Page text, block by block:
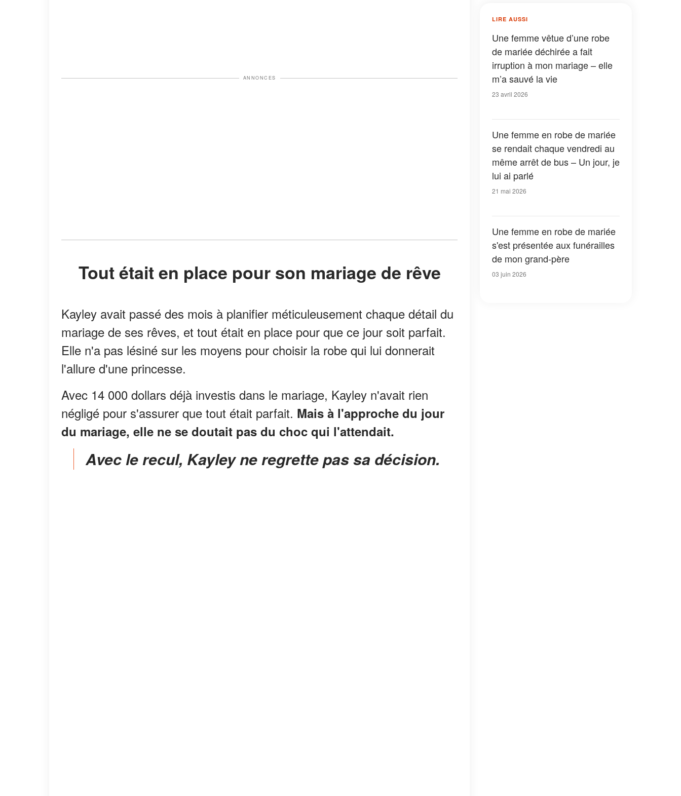
ANNONCES
Tout était en place pour son mariage de rêve
Kayley avait passé des mois à planifier méticuleusement chaque détail du
mariage de ses rêves, et tout était en place pour que ce jour soit parfait.
Elle n'a pas lésiné sur les moyens pour choisir la robe qui lui donnerait
l'allure d'une princesse.
Avec 14 000 dollars déjà investis dans le mariage, Kayley n'avait rien
négligé pour s'assurer que tout était parfait. Mais à l'approche du jour
du mariage, elle ne se doutait pas du choc qui l'attendait.
Avec le recul, Kayley ne regrette pas sa décision.
LIRE AUSSI
Une femme vêtue d’une robe
de mariée déchirée a fait
irruption à mon mariage – elle
m’a sauvé la vie
23 avril 2026
Une femme en robe de mariée
se rendait chaque vendredi au
même arrêt de bus – Un jour, je
lui ai parlé
21 mai 2026
Une femme en robe de mariée
s'est présentée aux funérailles
de mon grand-père
03 juin 2026